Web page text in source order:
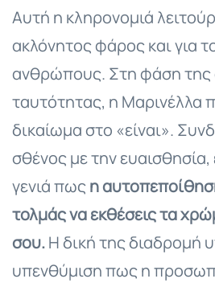
Αυτή η κληρονομιά
ακλόνητος φάρος και για
ανθρώπους. Στη φάση της
ταυτότητας, η Μαρινέλλα
δικαίωμα στο «είναι».
σθένος με την ευαισθησία,
γενιά πωςη
τολμάς να εκθέσεις τα
σου.Η δική της διαδρομή
υπενθύμιση πως η